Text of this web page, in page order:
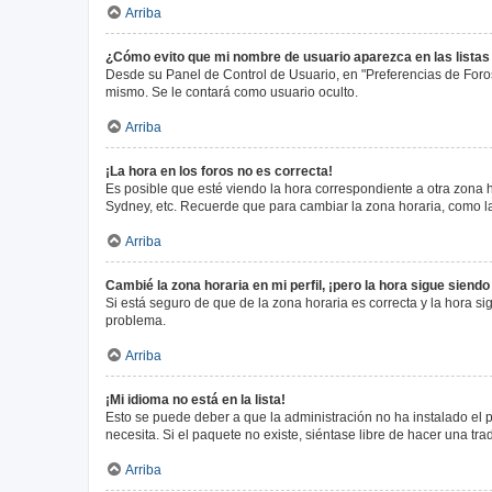
Arriba
¿Cómo evito que mi nombre de usuario aparezca en las
Desde su Panel de Control de Usuario, en "Preferencias de
mismo. Se le contará como usuario oculto.
Arriba
¡La hora en los foros no es correcta!
Es posible que esté viendo la hora correspondiente a otra
Sydney, etc. Recuerde que para cambiar la zona horaria,
Arriba
Cambié la zona horaria en mi perfil, ¡pero la hora sigue
Si está seguro de que de la zona horaria es correcta y la hora
problema.
Arriba
¡Mi idioma no está en la lista!
Esto se puede deber a que la administración no ha instalado
necesita. Si el paquete no existe, siéntase libre de hacer una
Arriba